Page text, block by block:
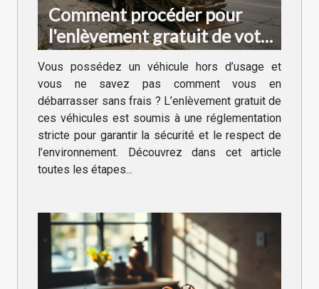
Comment procéder pour
l'enlèvement gratuit de votre
véhicule hors d'usage ?
Vous possédez un véhicule hors d’usage et
vous ne savez pas comment vous en
débarrasser sans frais ? L’enlèvement gratuit de
ces véhicules est soumis à une réglementation
stricte pour garantir la sécurité et le respect de
l’environnement. Découvrez dans cet article
toutes les étapes...